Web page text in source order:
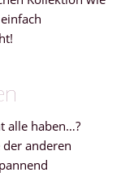
alle haben…?
der anderen